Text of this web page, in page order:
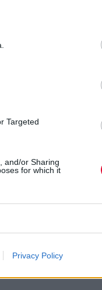
Targeted
and/or Sharing
for which it
Privacy Policy
από ένα
από το